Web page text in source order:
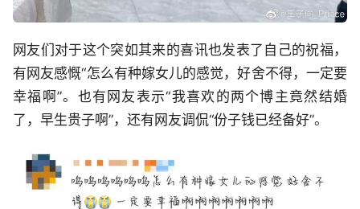
网友们对于这个突如其来的喜讯也发表了自己的祝福，
有网友感慨“怎么有种嫁女儿的感觉，好舍不得，一定要
幸福啊”。也有网友表示“我喜欢的两个博主竟然结婚
了，早生贵子啊”，还有网友调侃“份子钱已经备好”。